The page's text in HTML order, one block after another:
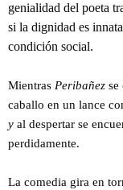
genialidad del poeta
si la dignidad es
condición social.
Mientras Peribañez se
caballo en un lance
y al despertar se
perdidamente.
La comedia gira en